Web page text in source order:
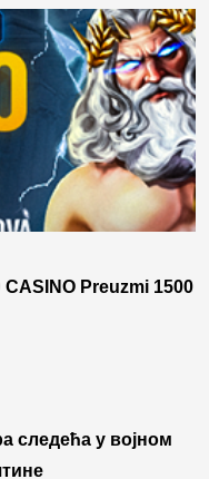
CASINO Preuzmi 1500
следећа у војном